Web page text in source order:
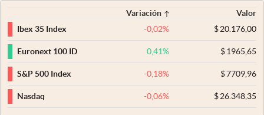
Variación
Valor
Ibex 35 Index
-0,02% $20.176,00
Euronext 100 ID 0,41% $1965,65
S&P 500 Index -0,18% $7709,96
Nasdaq -0,06% $26.348,35